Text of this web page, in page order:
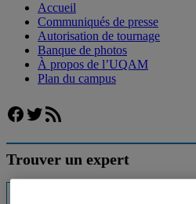
Accueil
Communiqués de presse
Autorisation de tournage
Banque de photos
À propos de l’UQAM
Plan du campus
Facebook
Twitter
Flux RSS
Trouver un expert